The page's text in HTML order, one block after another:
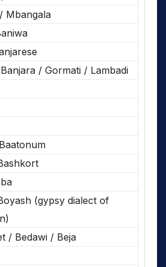
Mbangala
/ Gormati / Lambadi
(gypsy dialect of
/ Bedawi / Beja